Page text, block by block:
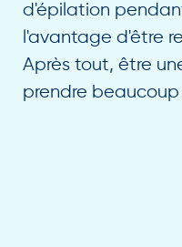
d'épilation
l'avantage d'être
Après tout, être
prendre